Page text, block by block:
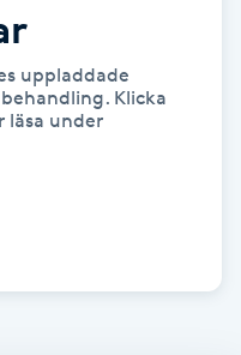
uppladdade
Klicka
läsa under